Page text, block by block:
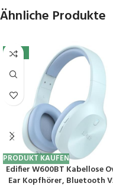
Ähnliche Produkte
-15%
PRODUKT KAUFEN
Edifier W600BT Kabellose
Ear Kopfhörer, Bluetooth